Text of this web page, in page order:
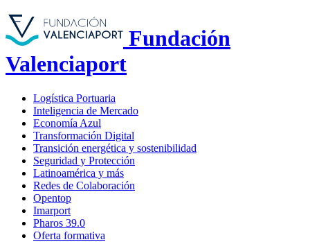
Fundación
Valenciaport
Logística Portuaria
Inteligencia de Mercado
Economía Azul
Transformación Digital
Transición energética y sostenibilidad
Seguridad y Protección
Latinoamérica y más
Redes de Colaboración
Opentop
Imarport
Pharos 39.0
Oferta formativa